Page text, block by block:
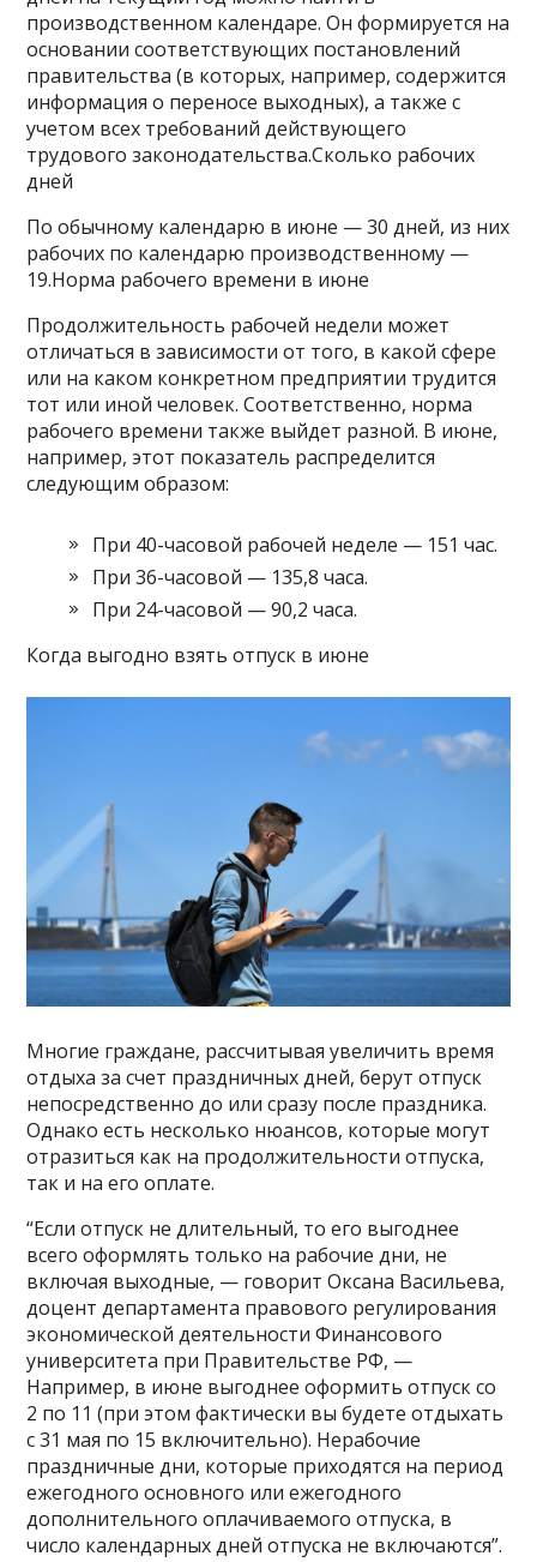
производственном календаре. Он формируется на
основании соответствующих постановлений
правительства (в которых, например, содержится
информация о переносе выходных), а также с
учетом всех требований действующего
трудового законодательства.Сколько рабочих
дней
По обычному календарю в июне — 30 дней, из них
рабочих по календарю производственному —
19.Норма рабочего времени в июне
Продолжительность рабочей недели может
отличаться в зависимости от того, в какой сфере
или на каком конкретном предприятии трудится
тот или иной человек. Соответственно, норма
рабочего времени также выйдет разной. В июне,
например, этот показатель распределится
следующим образом:
При 40-часовой рабочей неделе — 151 час.
При 36-часовой — 135,8 часа.
При 24-часовой — 90,2 часа.
Когда выгодно взять отпуск в июне
Многие граждане, рассчитывая увеличить время
отдыха за счет праздничных дней, берут отпуск
непосредственно до или сразу после праздника.
Однако есть несколько нюансов, которые могут
отразиться как на продолжительности отпуска,
так и на его оплате.
“Если отпуск не длительный, то его выгоднее
всего оформлять только на рабочие дни, не
включая выходные, — говорит Оксана Васильева,
доцент департамента правового регулирования
экономической деятельности Финансового
университета при Правительстве РФ, —
Например, в июне выгоднее оформить отпуск со
2 по 11 (при этом фактически вы будете отдыхать
с 31 мая по 15 включительно). Нерабочие
праздничные дни, которые приходятся на период
ежегодного основного или ежегодного
дополнительного оплачиваемого отпуска, в
число календарных дней отпуска не включаются”.